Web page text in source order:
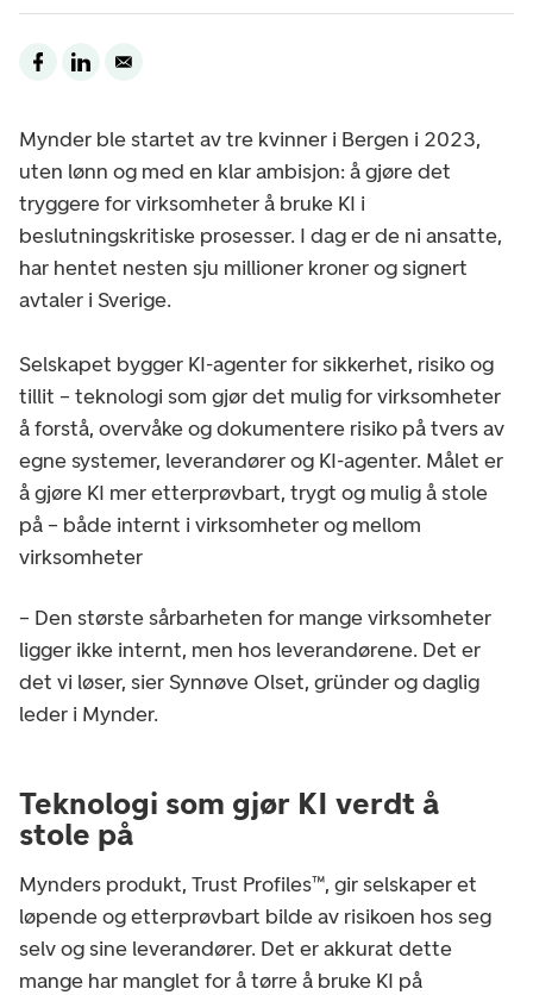
Mynder ble startet av tre kvinner i Bergen i 2023,
uten lønn og med en klar ambisjon: å gjøre det
tryggere for virksomheter å bruke KI i
beslutningskritiske prosesser. I dag er de ni ansatte,
har hentet nesten sju millioner kroner og signert
avtaler i Sverige.
Selskapet bygger KI-agenter for sikkerhet, risiko og
tillit – teknologi som gjør det mulig for virksomheter
å forstå, overvåke og dokumentere risiko på tvers av
egne systemer, leverandører og KI-agenter. Målet er
å gjøre KI mer etterprøvbart, trygt og mulig å stole
på – både internt i virksomheter og mellom
virksomheter
– Den største sårbarheten for mange virksomheter
ligger ikke internt, men hos leverandørene. Det er
det vi løser, sier Synnøve Olset, gründer og daglig
leder i Mynder.
Teknologi som gjør KI verdt å
stole på
Mynders produkt, Trust Profiles™, gir selskaper et
løpende og etterprøvbart bilde av risikoen hos seg
selv og sine leverandører. Det er akkurat dette
mange har manglet for å tørre å bruke KI på